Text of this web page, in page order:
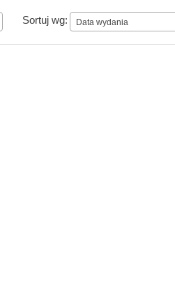
Sortuj wg: Data wydania
Data wydania